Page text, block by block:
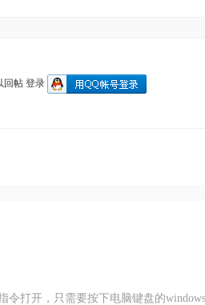
回帖 登录
令打开，只需要按下电脑键盘的